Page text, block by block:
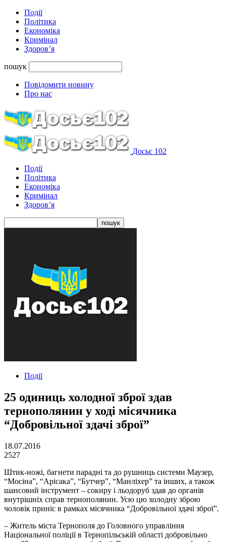
Події
Політика
Економіка
Кримінал
Здоров’я
пошук
Повідомити новину
Про нас
Досьє 102
Події
Політика
Економіка
Кримінал
Здоров’я
Події
25 одиниць холодної зброї здав
тернополянин у ході місячника
“Добровільної здачі зброї”
18.07.2016
2527
Штик-ножі, багнети парадні та до рушниць системи Маузер,
“Мосіна”, “Арісака”, “Бутчер”, “Манліхер” та інших, а також
шансовий інструмент – сокиру і льодоруб здав до органів
внутрішніх справ тернополянин. Усю цю холодну зброю
чоловік приніс в рамках місячника “Добровільної здачі зброї”.
– Житель міста Тернополя до Головного управління
Національної поліції в Тернопільській області добровільно